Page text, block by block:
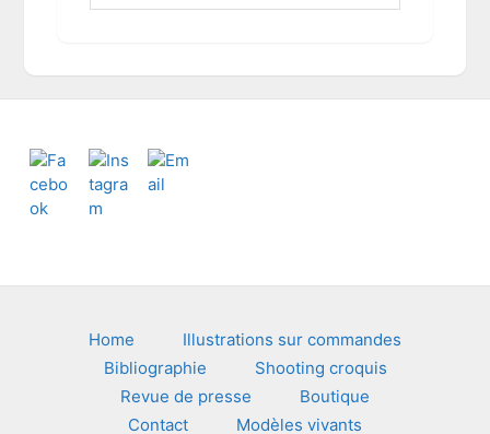
c
s
Footer
Home
Illustrations sur commandes
Bibliographie
Shooting croquis
Revue de presse
Boutique
Contact
Modèles vivants